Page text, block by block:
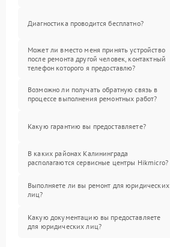
Диагностика проводится бесплатно?
Может ли вместо меня принять устройство
после ремонта другой человек, контактный
телефон которого я предоставлю?
Возможно ли получать обратную связь в
процессе выполнения ремонтных работ?
Какую гарантию вы предоставляете?
В каких районах Калининграда
располагаются сервисные центры Hikmicro?
Выполняете ли вы ремонт для юридических
лиц?
Какую документацию вы предоставляете
для юридических лиц?